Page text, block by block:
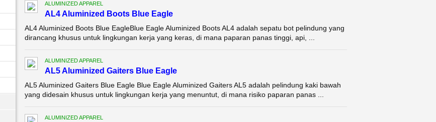
ALUMINIZED APPAREL
AL4 Aluminized Boots Blue Eagle
AL4 Aluminized Boots Blue EagleBlue Eagle Aluminized Boots AL4 adalah sepatu bot pelindung yang
dirancang khusus untuk lingkungan kerja yang keras, di mana paparan panas tinggi, api, ...
ALUMINIZED APPAREL
AL5 Aluminized Gaiters Blue Eagle
AL5 Aluminized Gaiters Blue Eagle Blue Eagle Aluminized Gaiters AL5 adalah pelindung kaki bawah
yang didesain khusus untuk lingkungan kerja yang menuntut, di mana risiko paparan panas ...
ALUMINIZED APPAREL